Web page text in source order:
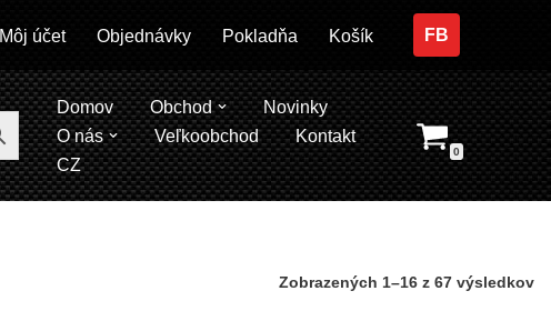
Môj účet Objednávky Pokladňa Košík FB
Domov Obchod
Novinky
O nás
Veľkoobchod
Kontakt
CZ
0
Zobrazených 1–16 z 67 výsledkov